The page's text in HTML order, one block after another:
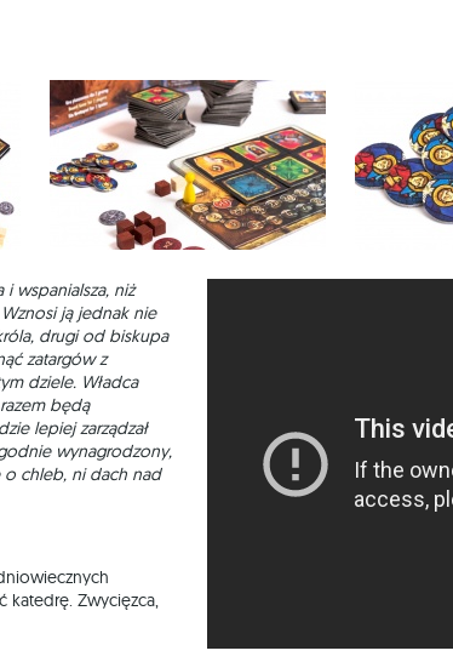
wspanialsza, niż
ją jednak nie
drugi od biskupa
zatargów z
dziele. Władca
będą
lepiej zarządzał
wynagrodzony,
o chleb, ni dach nad
katedrę. Zwycięzca,